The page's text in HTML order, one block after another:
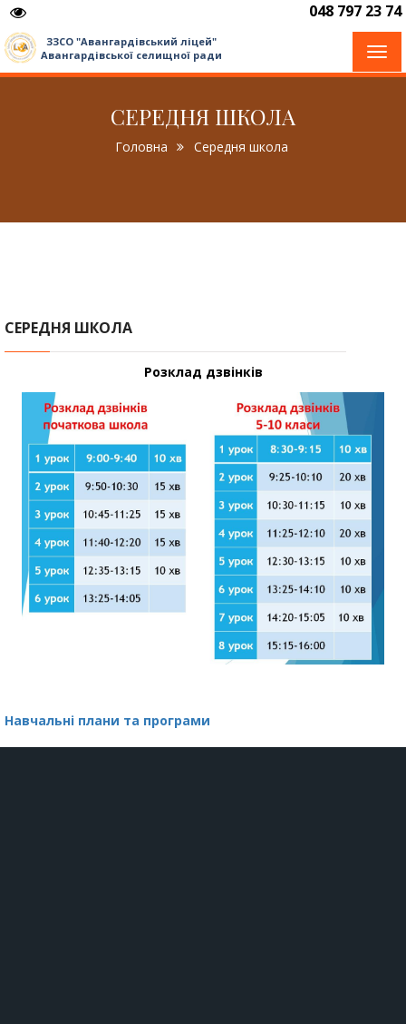
048 797 23 74
ЗЗСО "Авангардівський ліцей"
Авангардівської селищної ради
СЕРЕДНЯ ШКОЛА
Головна Середня школа
СЕРЕДНЯ ШКОЛА
Розклад дзвінків
Навчальні плани та програми